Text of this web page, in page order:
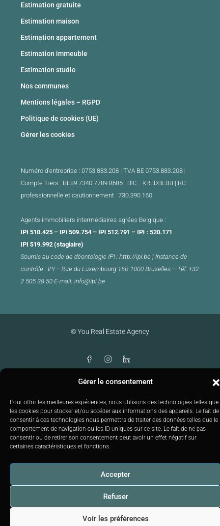
Gérer le consentement
Pour offrir les meilleures expériences, nous utilisons des technologies telles que
les cookies pour stocker et/ou accéder aux informations des appareils. Le fait de
consentir à ces technologies nous permettra de traiter des données telles que le
comportement de navigation ou les ID uniques sur ce site. Le fait de ne pas
consentir ou de retirer son consentement peut avoir un effet négatif sur
certaines caractéristiques et fonctions.
Accepter
Refuser
Voir les préférences
Estimation gratuite
Estimation maison
Estimation appartement
Estimation immeuble
Estimation studio
Nos communes
Mentions légales – RGPD
Politique de cookies (UE)
Gérer les cookies
Numéro d’entreprise : 0753.883.208 | TVA BE 0753.883.208 |
Compte Tiers : BE89 7340 7789 8685 | BIC : KREDBEBB | RC
professionnelle et cautionnement : 730.390.160
Agents immobiliers intermédiaires agrées Belgique :
IPI 510.425 – IPI 509.754 – IPI 512.791 – IPI : 520.171
IPI 519.992 (stagiaire)
Soumis au code de déontologie IPI : http://ipi.be | Instance de
contrôle : IPI – Rue du Luxembourg 16B 1000 Bruxelles – Tél: +32
2 505 38 50 E-mail: info@ipi.be
© You Real Estate Agency